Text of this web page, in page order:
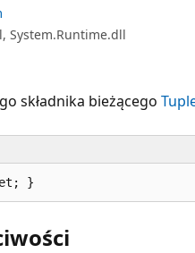
System.Runtime.dll
składnika bieżącego
}